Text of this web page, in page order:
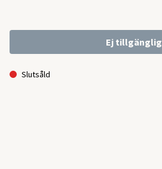
Ej tillgänglig
Slutsåld